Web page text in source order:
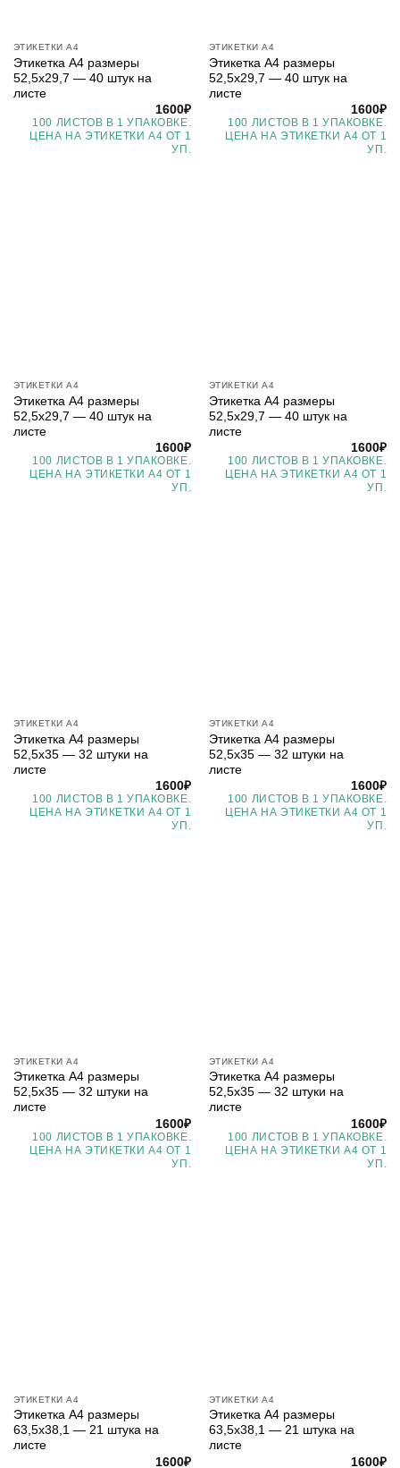
ЭТИКЕТКИ А4
Этикетка А4 размеры
52,5х29,7 — 40 штук на
листе
1600₽
100 ЛИСТОВ В 1 УПАКОВКЕ.
ЦЕНА НА ЭТИКЕТКИ А4 ОТ 1
УП.
ЭТИКЕТКИ А4
Этикетка А4 размеры
52,5х29,7 — 40 штук на
листе
1600₽
100 ЛИСТОВ В 1 УПАКОВКЕ.
ЦЕНА НА ЭТИКЕТКИ А4 ОТ 1
УП.
ЭТИКЕТКИ А4
Этикетка А4 размеры
52,5х29,7 — 40 штук на
листе
1600₽
100 ЛИСТОВ В 1 УПАКОВКЕ.
ЦЕНА НА ЭТИКЕТКИ А4 ОТ 1
УП.
ЭТИКЕТКИ А4
Этикетка А4 размеры
52,5х29,7 — 40 штук на
листе
1600₽
100 ЛИСТОВ В 1 УПАКОВКЕ.
ЦЕНА НА ЭТИКЕТКИ А4 ОТ 1
УП.
ЭТИКЕТКИ А4
Этикетка А4 размеры
52,5х35 — 32 штуки на
листе
1600₽
100 ЛИСТОВ В 1 УПАКОВКЕ.
ЦЕНА НА ЭТИКЕТКИ А4 ОТ 1
УП.
ЭТИКЕТКИ А4
Этикетка А4 размеры
52,5х35 — 32 штуки на
листе
1600₽
100 ЛИСТОВ В 1 УПАКОВКЕ.
ЦЕНА НА ЭТИКЕТКИ А4 ОТ 1
УП.
ЭТИКЕТКИ А4
Этикетка А4 размеры
52,5х35 — 32 штуки на
листе
1600₽
100 ЛИСТОВ В 1 УПАКОВКЕ.
ЦЕНА НА ЭТИКЕТКИ А4 ОТ 1
УП.
ЭТИКЕТКИ А4
Этикетка А4 размеры
52,5х35 — 32 штуки на
листе
1600₽
100 ЛИСТОВ В 1 УПАКОВКЕ.
ЦЕНА НА ЭТИКЕТКИ А4 ОТ 1
УП.
ЭТИКЕТКИ А4
Этикетка А4 размеры
63,5х38,1 — 21 штука на
листе
1600₽
ЭТИКЕТКИ А4
Этикетка А4 размеры
63,5х38,1 — 21 штука на
листе
1600₽